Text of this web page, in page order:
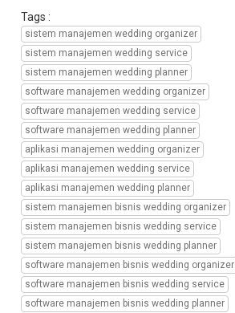
Tags :
sistem manajemen wedding organizer
sistem manajemen wedding service
sistem manajemen wedding planner
software manajemen wedding organizer
software manajemen wedding service
software manajemen wedding planner
aplikasi manajemen wedding organizer
aplikasi manajemen wedding service
aplikasi manajemen wedding planner
sistem manajemen bisnis wedding organizer
sistem manajemen bisnis wedding service
sistem manajemen bisnis wedding planner
software manajemen bisnis wedding organizer
software manajemen bisnis wedding service
software manajemen bisnis wedding planner
aplikasi
manajemen
perusahaan
wedding
service,
aplikasi
manajemen
perusahaan
wedding
planner,
sistem
informasi
manajemen
wedding
organizer,
sistem
informasi
manajemen
wedding